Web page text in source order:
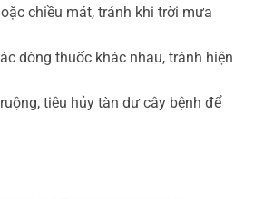
chiều mát, tránh khi trời mưa
dòng thuốc khác nhau, tránh hiện
tiêu hủy tàn dư cây bệnh để